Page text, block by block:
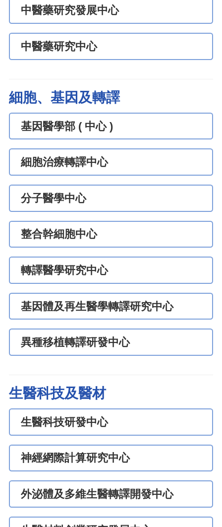
中醫藥研究發展中心
中醫藥研究中心
細胞、基因及轉譯
基因醫學部 ( 中心 )
細胞治療轉譯中心
分子醫學中心
整合幹細胞中心
轉譯醫學研究中心
基因體及再生醫學轉譯研究中心
異種移植轉譯研發中心
生醫科技及醫材
生醫科技研發中心
神經網際計算研究中心
外泌體及多維生醫轉譯開發中心